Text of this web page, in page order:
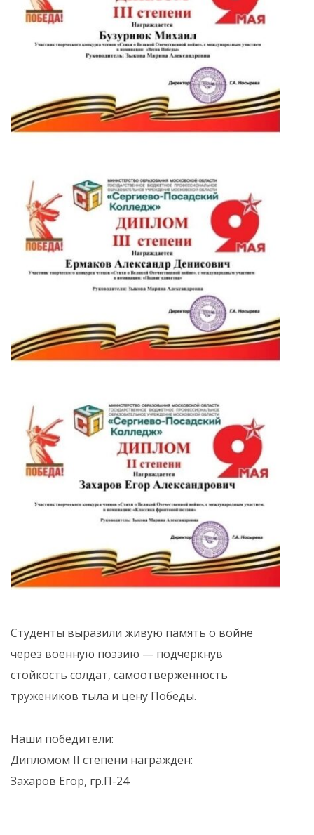
Студенты выразили живую память о войне
через военную поэзию — подчеркнув
стойкость солдат, самоотверженность
тружеников тыла и цену Победы.
Наши победители:
Дипломом II степени награждён:
Захаров Егор, гр.П-24